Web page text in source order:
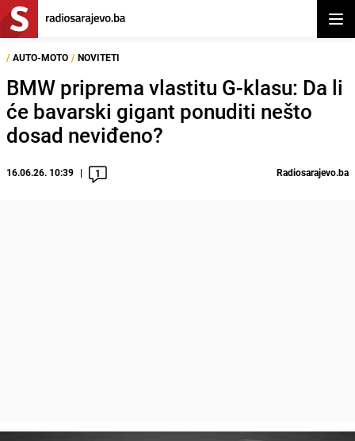
/ AUTO-MOTO / NOVITETI
BMW priprema vlastitu G-klasu: Da li
će bavarski gigant ponuditi nešto
dosad neviđeno?
16.06.26. 10:39 1 Radiosarajevo.ba